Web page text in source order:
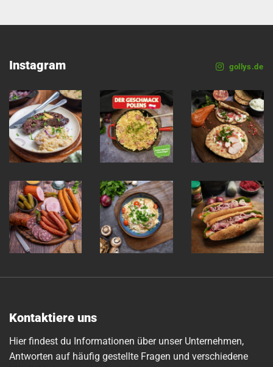
Instagram gollys.de
Kontaktiere uns
Hier findest du Informationen über unser Unternehmen,
Antworten auf häufig gestellte Fragen und verschiedene